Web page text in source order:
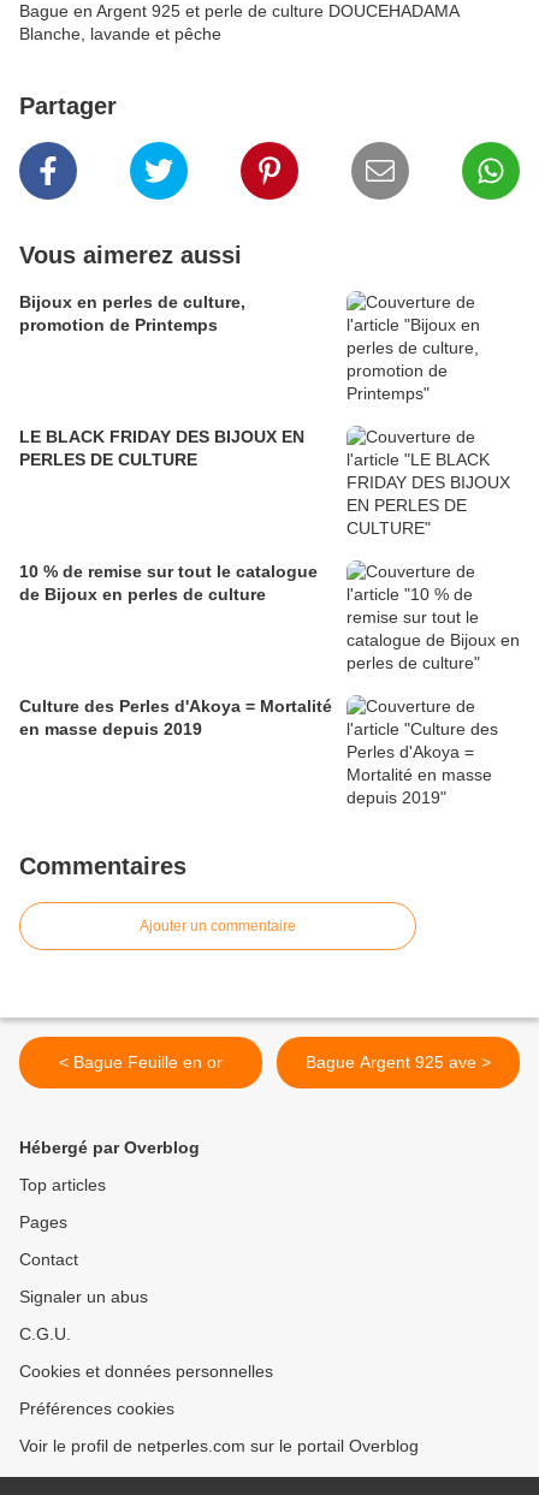
Bague en Argent 925 et perle de culture DOUCEHADAMA
Blanche, lavande et pêche
Partager
Vous aimerez aussi
Bijoux en perles de culture,
promotion de Printemps
LE BLACK FRIDAY DES BIJOUX EN
PERLES DE CULTURE
10 % de remise sur tout le catalogue
de Bijoux en perles de culture
Culture des Perles d'Akoya = Mortalité
en masse depuis 2019
Commentaires
Ajouter un commentaire
< Bague Feuille en or Bague Argent 925 ave >
Hébergé par Overblog
Top articles
Pages
Contact
Signaler un abus
C.G.U.
Cookies et données personnelles
Préférences cookies
Voir le profil de netperles.com sur le portail Overblog